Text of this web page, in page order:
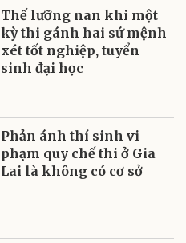
Thế lưỡng nan khi một
kỳ thi gánh hai sứ mệnh
xét tốt nghiệp, tuyển
sinh đại học
Phản ánh thí sinh vi
phạm quy chế thi ở Gia
Lai là không có cơ sở